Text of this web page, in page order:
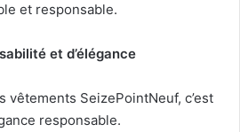
et responsable.
et d’élégance
vêtements SeizePointNeuf, c’est
responsable.